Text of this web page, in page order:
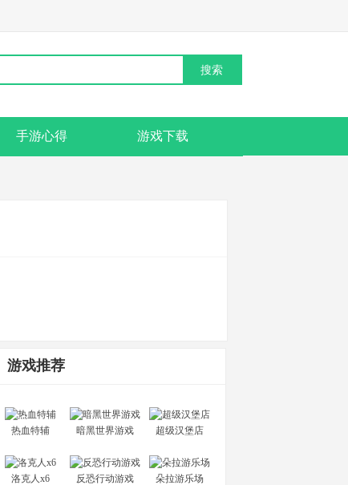
手游心得 游戏下载
游戏推荐
热血特辅 暗黑世界游戏 超级汉堡店
洛克人x6 反恐行动游戏 朵拉游乐场